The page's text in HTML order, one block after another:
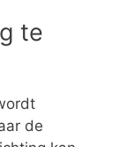
te
de